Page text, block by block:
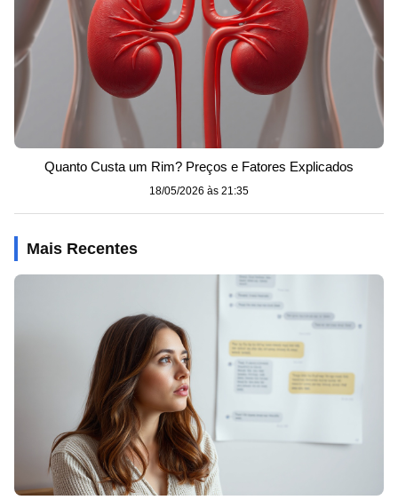
Quanto Custa um Rim? Preços e Fatores Explicados
18/05/2026 às 21:35
Mais Recentes